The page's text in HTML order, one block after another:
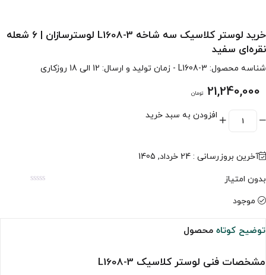
خرید لوستر کلاسیک سه شاخه L1608-3 لوسترسازان | ۶ شعله
نقره‌ای سفید
شناسه محصول: L1608-3 - زمان تولید و ارسال: 12 الی 18 روزکاری
21,240,000 تومان
افزودن به سبد خرید
آخرین بروزرسانی : 24 خرداد, 1405
بدون امتیاز
موجود
توضیح کوتاه محصول
مشخصات فنی لوستر کلاسیک L1608-3